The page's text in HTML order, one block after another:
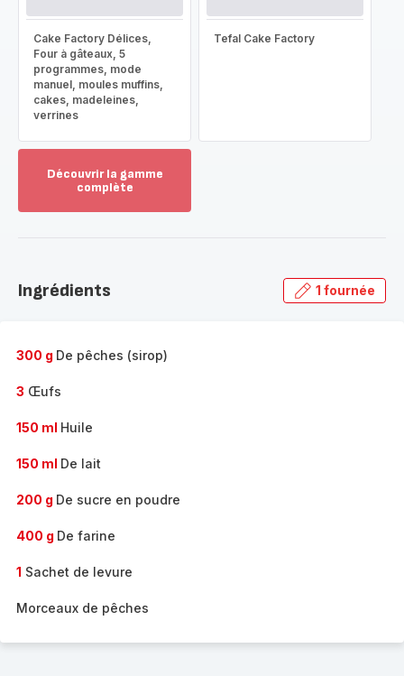
Cake Factory Délices,
Four à gâteaux, 5
programmes, mode
manuel, moules muffins,
cakes, madeleines,
verrines
Tefal Cake Factory
Découvrir la gamme
complète
gamme
Ingrédients 1 fournée
300 g De pêches (sirop)
3 Œufs
150 ml Huile
150 ml De lait
200 g De sucre en poudre
400 g De farine
1 Sachet de levure
Morceaux de pêches